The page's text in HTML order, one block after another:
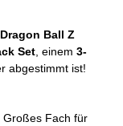
Dragon Ball Z
Set , einem 3-
abgestimmt ist!
Fach für